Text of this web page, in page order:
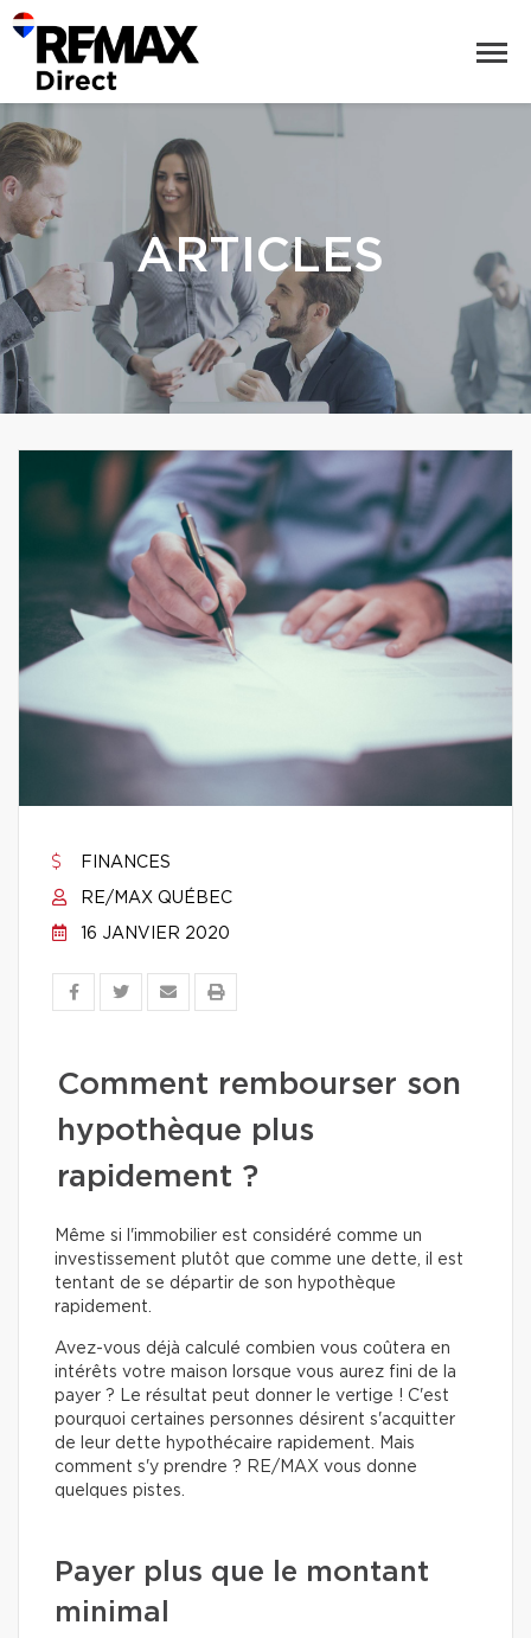
ARTICLES
FINANCES
RE/MAX QUÉBEC
16 JANVIER 2020
Comment rembourser son
hypothèque plus
rapidement ?
Même si l'immobilier est considéré comme un
investissement plutôt que comme une dette, il est
tentant de se départir de son hypothèque
rapidement.
Avez-vous déjà calculé combien vous coûtera en
intérêts votre maison lorsque vous aurez fini de la
payer ? Le résultat peut donner le vertige ! C'est
pourquoi certaines personnes désirent s'acquitter
de leur dette hypothécaire rapidement. Mais
comment s'y prendre ? RE/MAX vous donne
quelques pistes.
Payer plus que le montant
minimal